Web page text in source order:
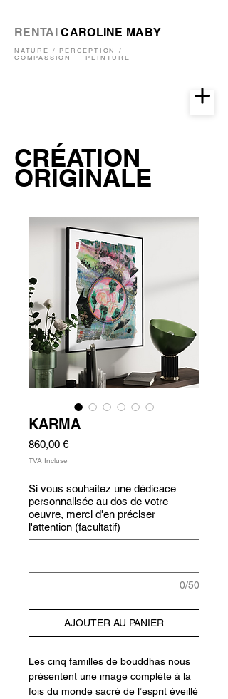
RENTAICAROLINE MABY
NATURE / PERCEPTION /
COMPASSION — PEINTURE
CRÉATION
ORIGINALE
KARMA
860,00 €Prix
TVA Incluse
Si vous souhaitez une dédicace
personnalisée au dos de votre
oeuvre, merci d'en préciser
l'attention (facultatif)
0/50
AJOUTER AU PANIER
Les cinq familles de bouddhas nous
présentent une image complète à la
fois du monde sacré de l’esprit éveillé